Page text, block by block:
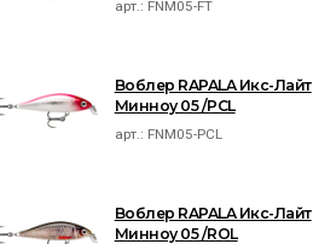
арт.: FNM05-FT
Воблер RAPALA Икс-Лайт
Минноу 05 /PCL
арт.: FNM05-PCL
Воблер RAPALA Икс-Лайт
Минноу 05 /ROL